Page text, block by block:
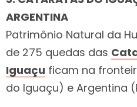
ARGENTINA
Patrimônio Natural da
de 275 quedas das
Iguaçu ficam na
do Iguaçu) e Argentina